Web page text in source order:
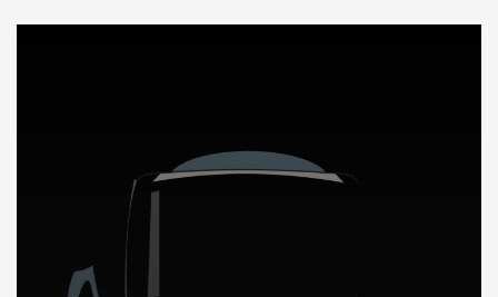
DÉCOUVREZ NOTRE IMPORTATION AUTO en Espagne